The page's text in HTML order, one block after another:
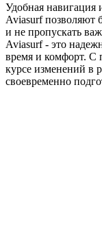
Удобная навигация
Aviasurf позволяют
и не пропускать
Aviasurf - это
время и комфорт. С
курсе изменений в
своевременно